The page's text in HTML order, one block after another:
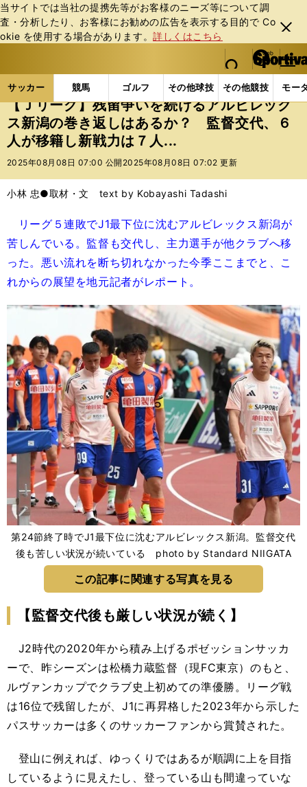
当サイトでは当社の提携先等がお客様のニーズ等について調
査・分析したり、お客様にお勧めの広告を表⽰する⽬的で Co
okie を使⽤する場合があります。詳しくはこちら
閉じ
る
web Sportiva (webスポルティーバ)
検索
マイペ
ー
ジ
メニュ
サッカー 競馬 ゴルフ その他球技 その他競技 モー
ス
ポ
ル
テ
ー
バ
サッカーの記事一覧 Jリーグ他 Jリーグ 【Ｊリ
【Ｊリーグ】残留争いを続けるアルビレック
ス新潟の巻き返しはあるか？ 監督交代、６
人が移籍し新戦力は７人...
2025年08月08日 07:00 公開 2025年08月08日 07:02 更新
小林 忠●取材・文 text by Kobayashi Tadashi
リーグ５連敗でJ1最下位に沈むアルビレックス新潟が
苦しんでいる。監督も交代し、主力選手が他クラブへ移
った。悪い流れを断ち切れなかった今季ここまでと、こ
れからの展望を地元記者がレポート。
第24節終了時でJ1最下位に沈むアルビレックス新潟。監督交代
後も苦しい状況が続いている photo by Standard NIIGATA
この記事に関連する写真を見る
【監督交代後も厳しい状況が続く】
J2時代の2020年から積み上げるポゼッションサッカ
ーで、昨シーズンは松橋力蔵監督（現FC東京）のもと、
ルヴァンカップでクラブ史上初めての準優勝。リーグ戦
は16位で残留したが、J1に再昇格した2023年から示した
パスサッカーは多くのサッカーファンから賞賛された。
登山に例えれば、ゆっくりではあるが順調に上を目指
しているように見えたし、登っている山も間違っていな